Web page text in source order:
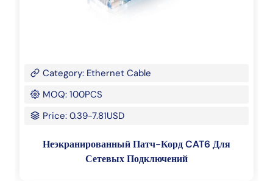
Category: Ethernet Cable
MOQ: 100PCS
Price: 0.39-7.81USD
Неэкранированный Патч-Корд CAT6 Для
Сетевых Подключений